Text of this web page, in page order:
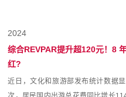
2024
综合REVPAR提升超120元！8
红?
近日，文化和旅游部发布统计数据